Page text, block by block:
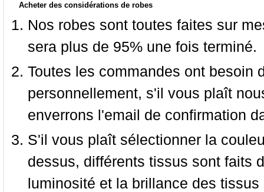
Acheter des considérations de robes
Nos robes sont toutes faites sur
sera plus de 95% une fois terminé.
Toutes les commandes ont besoin
personnellement, s'il vous plaît
enverrons l'email de confirmation
S'il vous plaît sélectionner la
dessus, différents tissus sont faits
luminosité et la brillance des